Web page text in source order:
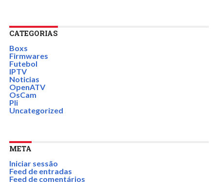
CATEGORIAS
Boxs
Firmwares
Futebol
IPTV
Noticias
OpenATV
OsCam
Pli
Uncategorized
META
Iniciar sessão
Feed de entradas
Feed de comentários